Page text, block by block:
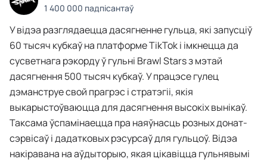
1 400 000 падпісантаў
У відэа разглядаецца дасягненне гульца, які запусціў
60 тысяч кубкаў на платформе TikTok і імкнецца да
сусветнага рэкорду ў гульні Brawl Stars з мэтай
дасягнення 500 тысяч кубкаў. У працэсе гулец
дэманструе свой прагрэс і стратэгіі, якія
выкарыстоўваюцца для дасягнення высокіх вынікаў.
Таксама ўспамінаецца пра наяўнасць розных донат-
сэрвісаў і дадатковых рэсурсаў для гульцоў. Відэа
накіравана на аўдыторыю, якая цікавіцца гульнявымі